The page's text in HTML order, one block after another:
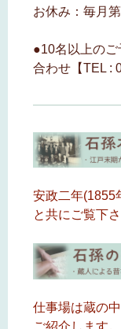
お休み：毎月
●10名以上の
合わせ【TEL :
安政二年(1855
と共にご覧下さ
仕事場は蔵の
ご紹介します。